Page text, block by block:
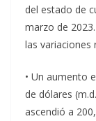
del estado de
marzo de
las variaciones
• Un aumento
de dólares
ascendió a